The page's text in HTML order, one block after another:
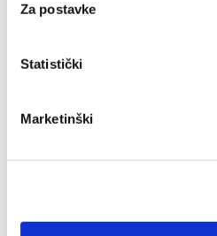
Za postavke
Statistički
Marketinški